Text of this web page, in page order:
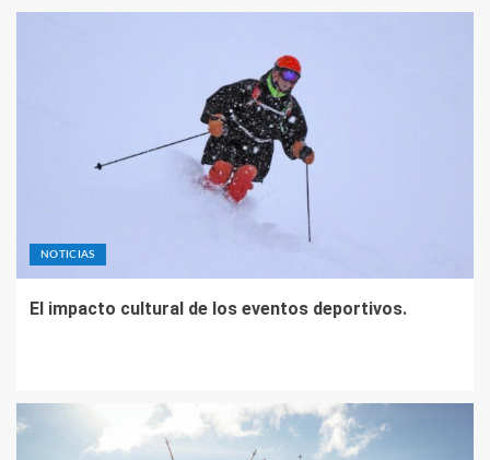
NOTICIAS
El impacto cultural de los eventos deportivos.